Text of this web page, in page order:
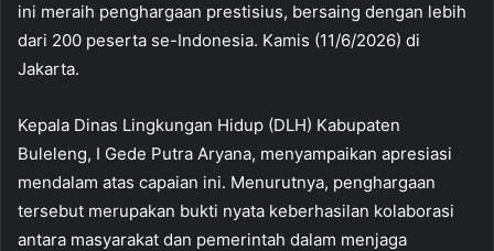
ini meraih penghargaan prestisius, bersaing dengan lebih
dari 200 peserta se-Indonesia. Kamis (11/6/2026) di
Jakarta.
Kepala Dinas Lingkungan Hidup (DLH) Kabupaten
Buleleng, I Gede Putra Aryana, menyampaikan apresiasi
mendalam atas capaian ini. Menurutnya, penghargaan
tersebut merupakan bukti nyata keberhasilan kolaborasi
antara masyarakat dan pemerintah dalam menjaga